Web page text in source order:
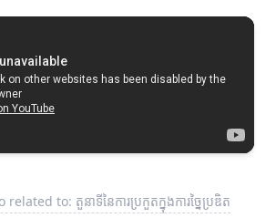
to: តួនាទីនៃការប្រកួតក្នុងការច្នៃប្រឌិត